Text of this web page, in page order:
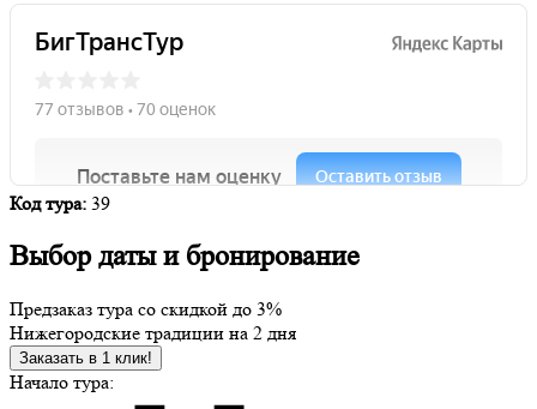
Код тура: 39
Выбор даты и бронирование
Предзаказ тура со скидкой до 3%
Нижегородские традиции на 2 дня
Заказать в 1 клик!
Начало тура: